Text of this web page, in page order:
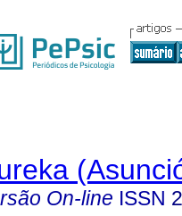
On-line ISSN